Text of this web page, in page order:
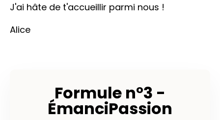
J'ai hâte de t'accueillir parmi nous !
Alice
Formule n°3 -
ÉmanciPassion